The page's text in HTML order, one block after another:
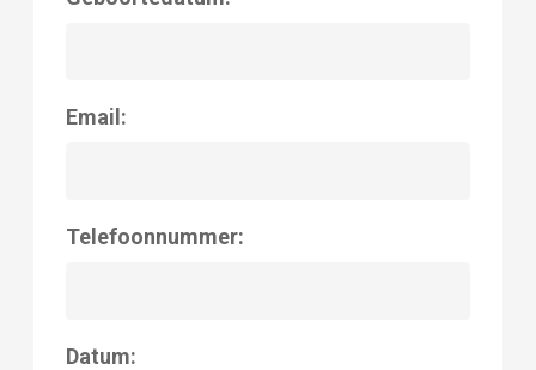
Email:
Telefoonnummer:
Datum: